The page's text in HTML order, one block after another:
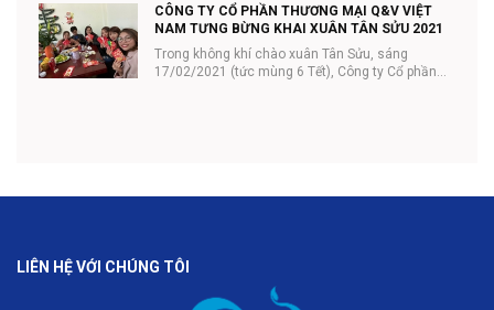
CÔNG TY CỔ PHẦN THƯƠNG MẠI Q&V VIỆT
NAM TƯNG BỪNG KHAI XUÂN TÂN SỬU 2021
Trong không khí chào xuân Tân Sửu, sáng
17/02/2021 (tức mùng 6 Tết), Công ty Cổ phần
LIÊN HỆ VỚI CHÚNG TÔI